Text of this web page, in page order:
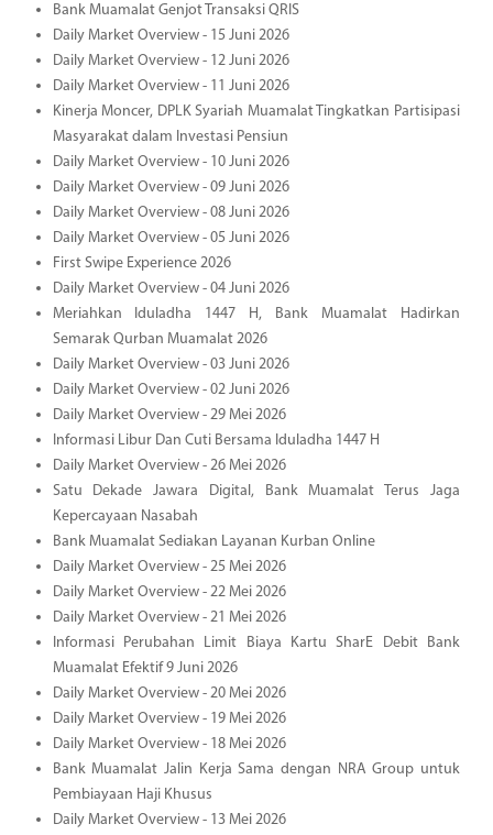
Bank Muamalat Genjot Transaksi QRIS
Daily Market Overview - 15 Juni 2026
Daily Market Overview - 12 Juni 2026
Daily Market Overview - 11 Juni 2026
Kinerja Moncer, DPLK Syariah Muamalat Tingkatkan Partisipasi
Masyarakat dalam Investasi Pensiun
Daily Market Overview - 10 Juni 2026
Daily Market Overview - 09 Juni 2026
Daily Market Overview - 08 Juni 2026
Daily Market Overview - 05 Juni 2026
First Swipe Experience 2026
Daily Market Overview - 04 Juni 2026
Meriahkan Iduladha 1447 H, Bank Muamalat Hadirkan
Semarak Qurban Muamalat 2026
Daily Market Overview - 03 Juni 2026
Daily Market Overview - 02 Juni 2026
Daily Market Overview - 29 Mei 2026
Informasi Libur Dan Cuti Bersama Iduladha 1447 H
Daily Market Overview - 26 Mei 2026
Satu Dekade Jawara Digital, Bank Muamalat Terus Jaga
Kepercayaan Nasabah
Bank Muamalat Sediakan Layanan Kurban Online
Daily Market Overview - 25 Mei 2026
Daily Market Overview - 22 Mei 2026
Daily Market Overview - 21 Mei 2026
Informasi Perubahan Limit Biaya Kartu SharE Debit Bank
Muamalat Efektif 9 Juni 2026
Daily Market Overview - 20 Mei 2026
Daily Market Overview - 19 Mei 2026
Daily Market Overview - 18 Mei 2026
Bank Muamalat Jalin Kerja Sama dengan NRA Group untuk
Pembiayaan Haji Khusus
Daily Market Overview - 13 Mei 2026